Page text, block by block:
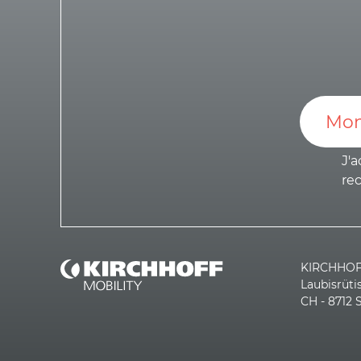
CH - 8712